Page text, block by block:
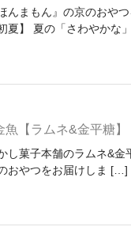
ほんまもん』の京のおや
初夏】 夏の「さわやかな
【ラムネ&金平糖】
し菓子本舗のラムネ&金
おやつをお届けしま […]